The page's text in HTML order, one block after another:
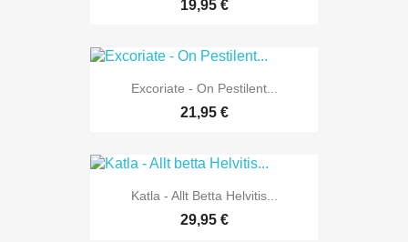
19,95 €
Excoriate - On Pestilent...
21,95 €
Katla - Allt Betta Helvitis...
29,95 €